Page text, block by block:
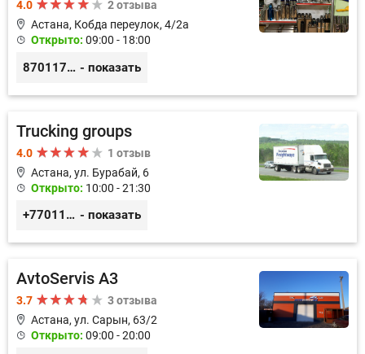
4.0
2 отзыва
Астана, Кобда переулок, 4/2а
Открыто: 09:00 - 18:00
87011754444 - показать
Trucking groups
4.0
1 отзыв
Астана, ул. Бурабай, 6
Открыто: 10:00 - 21:30
+77011245925 - показать
AvtoServis A3
3.7
3 отзыва
Астана, ул. Сарын, 63/2
Открыто: 09:00 - 20:00